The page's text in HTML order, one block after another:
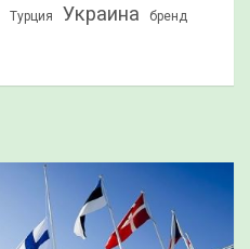
Турция Украина бренд